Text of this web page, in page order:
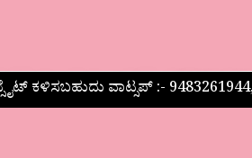
ಕಳಿಸಬಹುದು ವಾಟ್ಸಪ್‌ :-